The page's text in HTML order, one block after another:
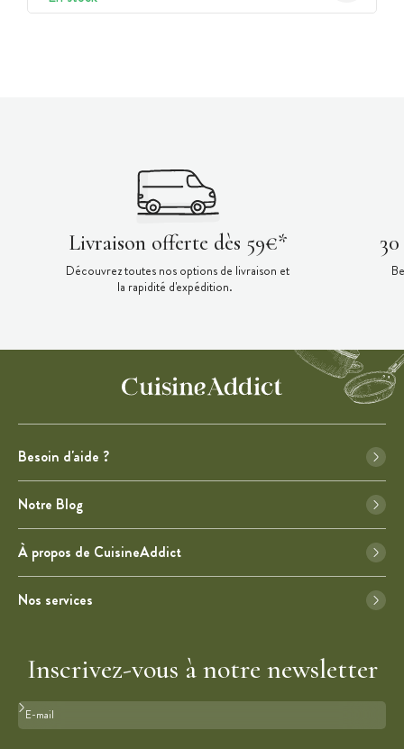
Livraison offerte dès 59€*
Découvrez toutes nos options de livraison et
la rapidité d'expédition.
Besoin d'aide ?
Notre Blog
À propos de CuisineAddict
Nos services
Inscrivez-vous à notre newsletter
Format : adresse@email.com